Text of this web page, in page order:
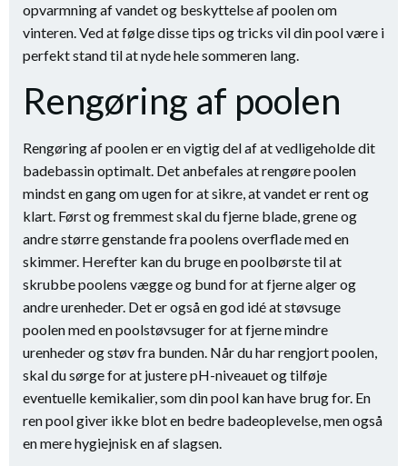
opvarmning af vandet og beskyttelse af poolen om
vinteren. Ved at følge disse tips og tricks vil din pool være i
perfekt stand til at nyde hele sommeren lang.
Rengøring af poolen
Rengøring af poolen er en vigtig del af at vedligeholde dit
badebassin optimalt. Det anbefales at rengøre poolen
mindst en gang om ugen for at sikre, at vandet er rent og
klart. Først og fremmest skal du fjerne blade, grene og
andre større genstande fra poolens overflade med en
skimmer. Herefter kan du bruge en poolbørste til at
skrubbe poolens vægge og bund for at fjerne alger og
andre urenheder. Det er også en god idé at støvsuge
poolen med en poolstøvsuger for at fjerne mindre
urenheder og støv fra bunden. Når du har rengjort poolen,
skal du sørge for at justere pH-niveauet og tilføje
eventuelle kemikalier, som din pool kan have brug for. En
ren pool giver ikke blot en bedre badeoplevelse, men også
en mere hygiejnisk en af slagsen.